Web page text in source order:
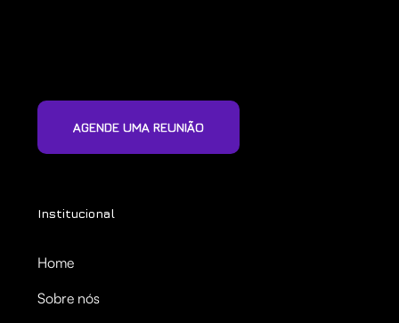
AGENDE UMA REUNIÃO
Institucional
Home
Sobre nós